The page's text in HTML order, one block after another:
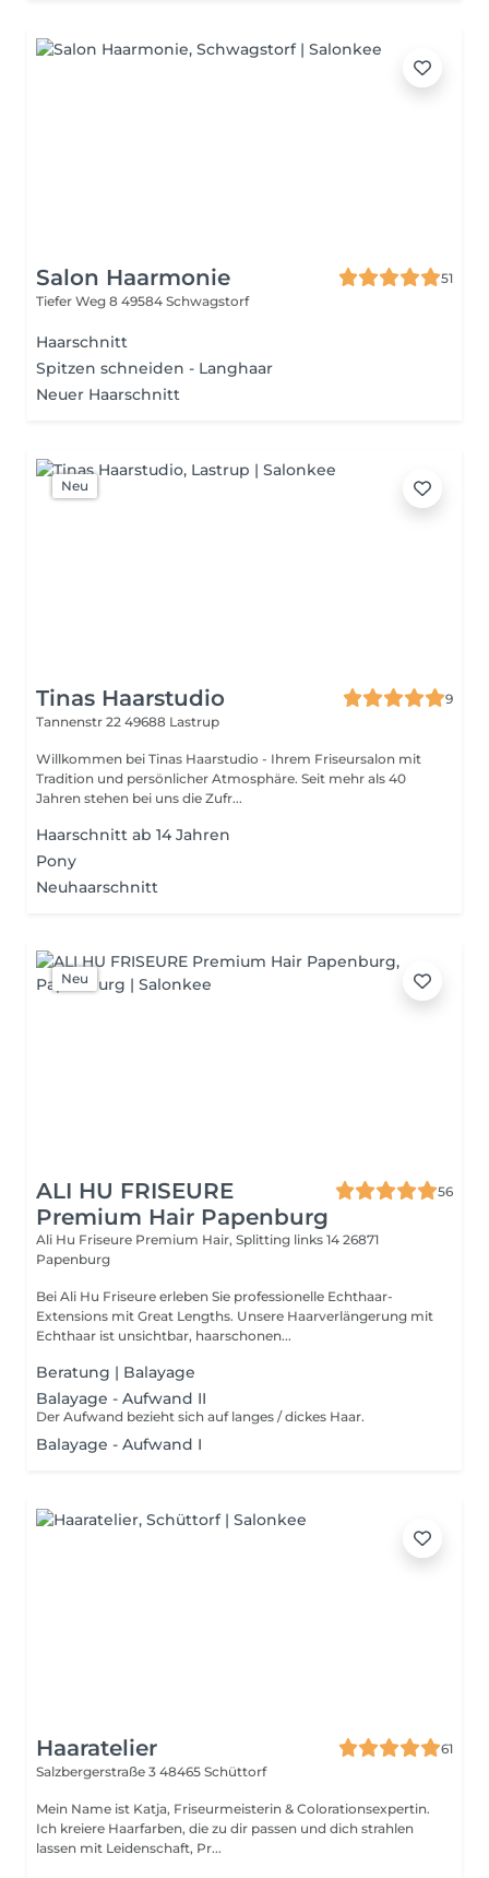
Salon Haarmonie
51
Tiefer Weg 8 49584 Schwagstorf
Haarschnitt
Spitzen schneiden - Langhaar
Neuer Haarschnitt
Neu
Tinas Haarstudio
9
Tannenstr 22 49688 Lastrup
Willkommen bei Tinas Haarstudio - Ihrem Friseursalon mit
Tradition und persönlicher Atmosphäre. Seit mehr als 40
Jahren stehen bei uns die Zufr...
Haarschnitt ab 14 Jahren
Pony
Neuhaarschnitt
Neu
ALI HU FRISEURE
Premium Hair Papenburg
56
Ali Hu Friseure Premium Hair, Splitting links 14 26871
Papenburg
Bei Ali Hu Friseure erleben Sie professionelle Echthaar-
Extensions mit Great Lengths. Unsere Haarverlängerung mit
Echthaar ist unsichtbar, haarschonen...
Beratung | Balayage
Balayage - Aufwand II
Der Aufwand bezieht sich auf langes / dickes Haar.
Balayage - Aufwand I
Haaratelier
61
Salzbergerstraße 3 48465 Schüttorf
Mein Name ist Katja, Friseurmeisterin & Colorationsexpertin.
Ich kreiere Haarfarben, die zu dir passen und dich strahlen
lassen mit Leidenschaft, Pr...